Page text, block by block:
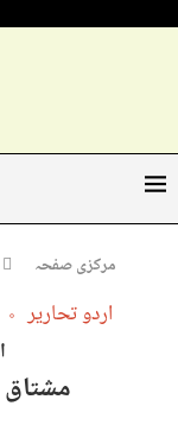
مرکزی صفحہ
اردو تحاریر